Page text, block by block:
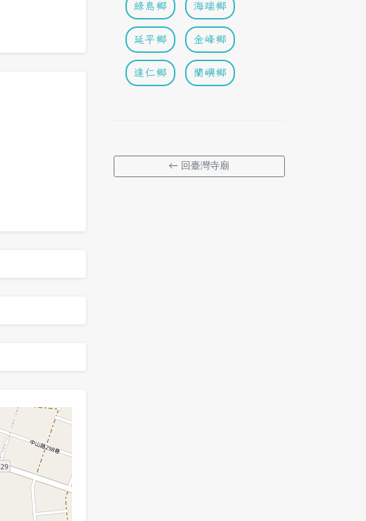
綠島鄉 海端鄉
延平鄉 金峰鄉
達仁鄉 蘭嶼鄉
← 回臺灣寺廟